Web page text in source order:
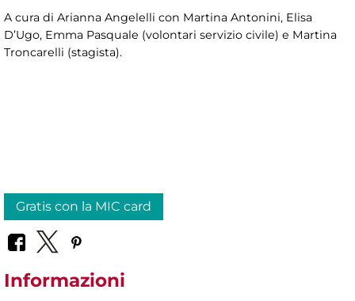
A cura di Arianna Angelelli con Martina Antonini, Elisa
D’Ugo, Emma Pasquale (volontari servizio civile) e Martina
Troncarelli (stagista).
Gratis con la MIC card
Informazioni